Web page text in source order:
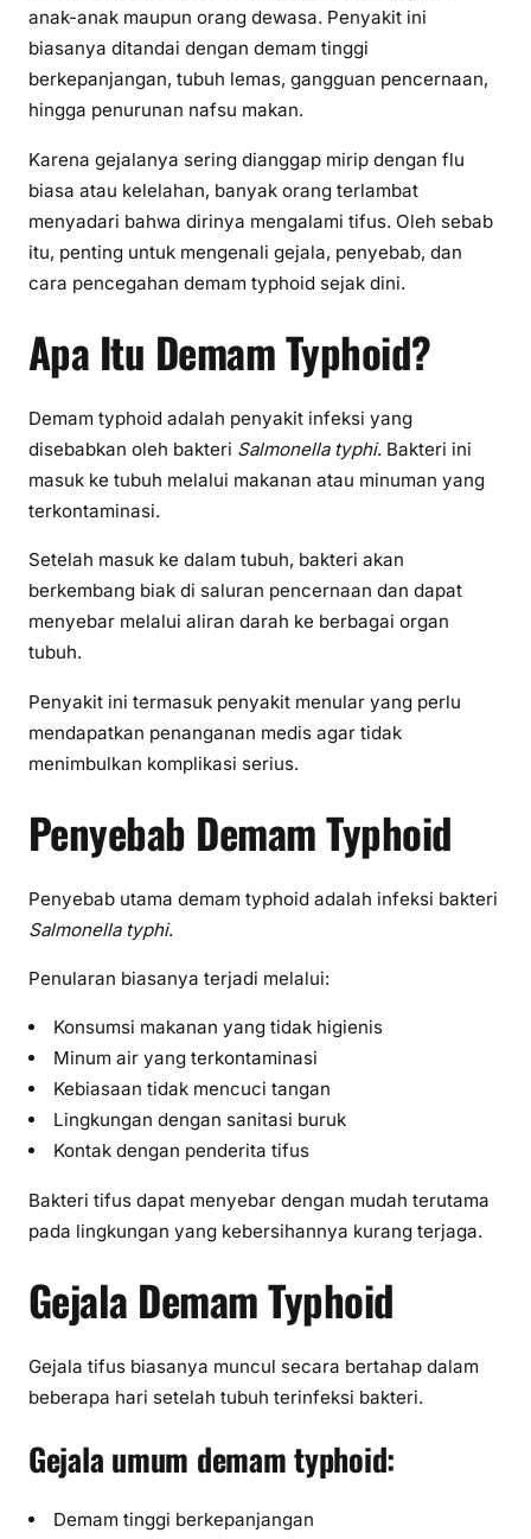
anak-anak maupun orang dewasa. Penyakit ini
biasanya ditandai dengan demam tinggi
berkepanjangan, tubuh lemas, gangguan pencernaan,
hingga penurunan nafsu makan.
Karena gejalanya sering dianggap mirip dengan flu
biasa atau kelelahan, banyak orang terlambat
menyadari bahwa dirinya mengalami tifus. Oleh sebab
itu, penting untuk mengenali gejala, penyebab, dan
cara pencegahan demam typhoid sejak dini.
Apa Itu Demam Typhoid?
Demam typhoid adalah penyakit infeksi yang
disebabkan oleh bakteri Salmonella typhi. Bakteri ini
masuk ke tubuh melalui makanan atau minuman yang
terkontaminasi.
Setelah masuk ke dalam tubuh, bakteri akan
berkembang biak di saluran pencernaan dan dapat
menyebar melalui aliran darah ke berbagai organ
tubuh.
Penyakit ini termasuk penyakit menular yang perlu
mendapatkan penanganan medis agar tidak
menimbulkan komplikasi serius.
Penyebab Demam Typhoid
Penyebab utama demam typhoid adalah infeksi bakteri
Salmonella typhi.
Penularan biasanya terjadi melalui:
Konsumsi makanan yang tidak higienis
Minum air yang terkontaminasi
Kebiasaan tidak mencuci tangan
Lingkungan dengan sanitasi buruk
Kontak dengan penderita tifus
Bakteri tifus dapat menyebar dengan mudah terutama
pada lingkungan yang kebersihannya kurang terjaga.
Gejala Demam Typhoid
Gejala tifus biasanya muncul secara bertahap dalam
beberapa hari setelah tubuh terinfeksi bakteri.
Gejala umum demam typhoid:
Demam tinggi berkepanjangan